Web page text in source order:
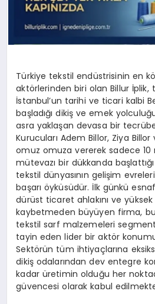
Türkiye tekstil endüstrisinin en
aktörlerinden biri olan Billur İplik,
İstanbul’un tarihi ve ticari kalbi
başladığı dikiş ve emek
asra yaklaşan devasa bir
Kurucuları Adem Billor, Ziya Billor
omuz omuza vererek sadece 10
mütevazı bir dükkanda
tekstil dünyasının gelişim
başarı öyküsüdür. İlk günkü
dürüst ticaret ahlakını ve yüksek
kaybetmeden büyüyen firma,
tekstil sarf malzemeleri
tayin eden lider bir aktör
Sektörün tüm ihtiyaçlarına
dikiş odalarından dev entegre
kadar üretimin olduğu her
güvencesi olarak kabul